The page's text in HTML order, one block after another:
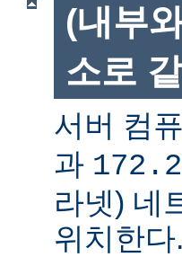
(내부
소로
서버 컴
과
라넷) 네
위치한